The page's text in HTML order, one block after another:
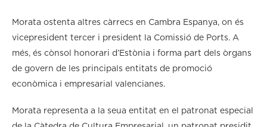
Morata ostenta altres càrrecs en Cambra Espanya, on és
vicepresident tercer i president la Comissió de Ports. A
més, és cònsol honorari d’Estònia i forma part dels òrgans
de govern de les principals entitats de promoció
econòmica i empresarial valencianes.
Morata representa a la seua entitat en el patronat especial